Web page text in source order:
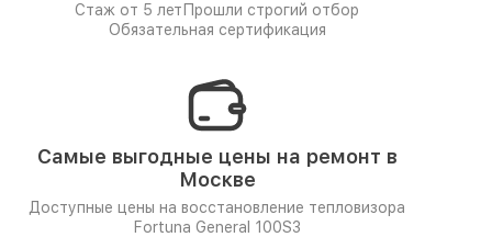
Стаж от 5 лет Прошли строгий отбор
Обязательная сертификация
Самые выгодные цены на ремонт в
Москве
Доступные цены на восстановление тепловизора
Fortuna General 100S3